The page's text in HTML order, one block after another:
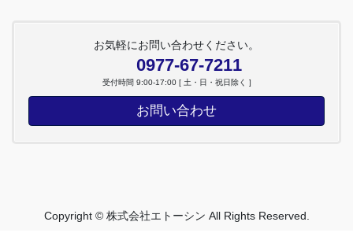
お気軽にお問い合わせください。
0977-67-7211
受付時間 9:00-17:00 [ 土・日・祝日除く ]
お問い合わせ
Copyright © 株式会社エトーシン All Rights Reserved.